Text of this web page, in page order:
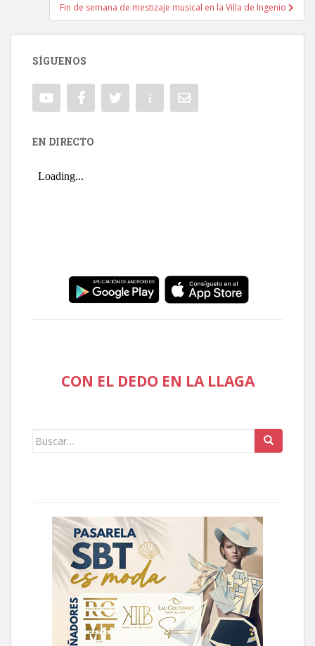
Fin de semana de mestizaje musical en la Villa de Ingenio
SÍGUENOS
EN DIRECTO
CON EL DEDO EN LA LLAGA
Buscar: